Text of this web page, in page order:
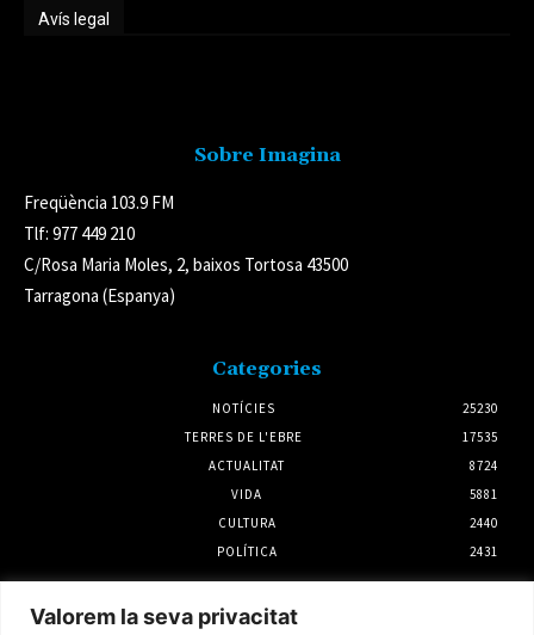
Valorem la seva privacitat
Avís legal
Sobre Imagina
Freqüència 103.9 FM
Tlf: 977 449 210
C/Rosa Maria Moles, 2, baixos Tortosa 43500
Tarragona (Espanya)
Categories
NOTÍCIES
25230
TERRES DE L'EBRE
17535
ACTUALITAT
8724
VIDA
5881
CULTURA
2440
POLÍTICA
2431